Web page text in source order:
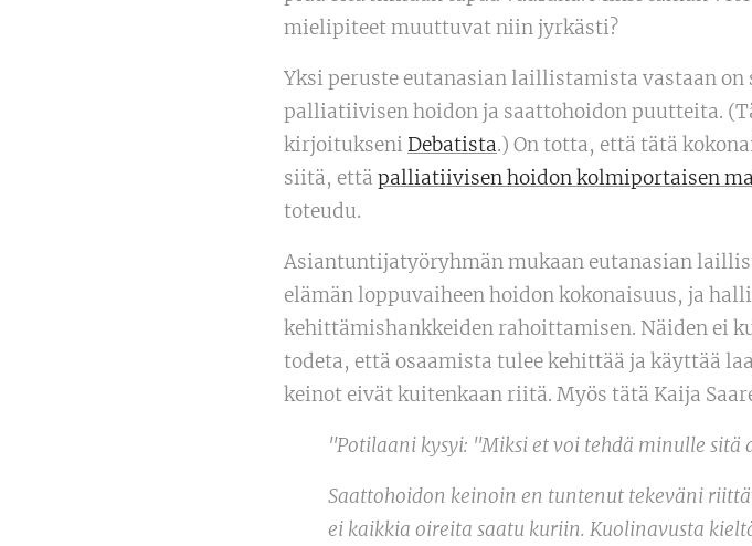
mielipiteet muuttuvat niin jyrkästi?
Yksi peruste eutanasian laillistamista vastaan
palliatiivisen hoidon ja saattohoidon puutteita.
kirjoitukseni Debatista.) On totta, että tätä
siitä, että palliatiivisen hoidon kolmiportaisen
toteudu.
Asiantuntijatyöryhmän mukaan eutanasian
elämän loppuvaiheen hoidon kokonaisuus, ja
kehittämishankkeiden rahoittamisen. Näiden ei
todeta, että osaamista tulee kehittää ja käyttää
keinot eivät kuitenkaan riitä. Myös tätä Kaija
"Potilaani kysyi: "Miksi et voi tehdä minulle
Saattohoidon keinoin en tuntenut tekeväni
ei kaikkia oireita saatu kuriin. Kuolinavusta